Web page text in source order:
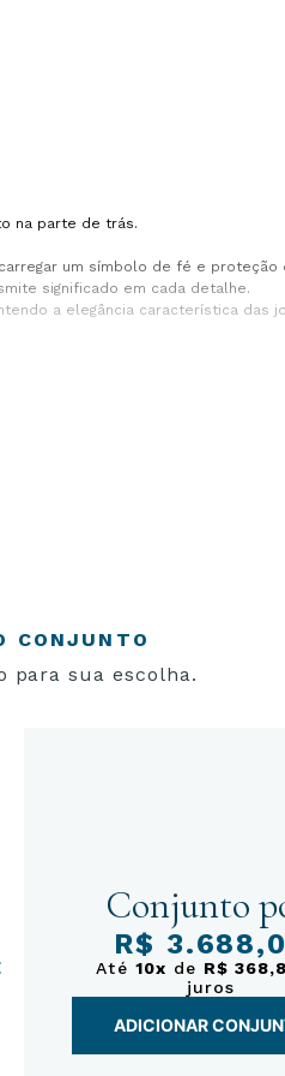
na parte de trás.
um símbolo de fé e
significado em cada detalhe.
a elegância característica das
à proteção espiritual e à devoção,
constante. Seu tamanho facilita
e outras celebrações ligadas à
qualidade e um significado que
CONJUNTO
para sua escolha.
Conjunto
R$
Até 10x de R$
juros
ADICIONAR